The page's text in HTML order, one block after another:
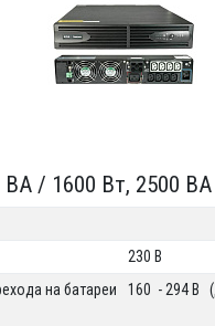
/ 1600 Вт, 2500
230 В
на батареи
160 - 294 В